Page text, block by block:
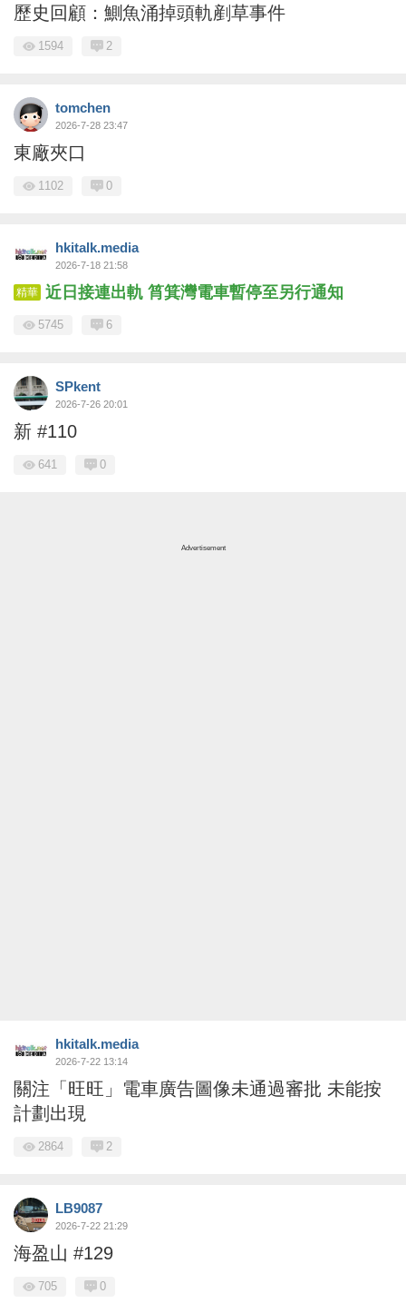
歷史回顧：鰂魚涌掉頭軌剷草事件
1594 2
tomchen
2026-7-28 23:47
東廠夾口
1102 0
hkitalk.media
2026-7-18 21:58
精華 近日接連出軌 筲箕灣電車暫停至另行通知
5745 6
SPkent
2026-7-26 20:01
新 #110
641 0
Advertisement
hkitalk.media
2026-7-22 13:14
關注「旺旺」電車廣告圖像未通過審批 未能按
計劃出現
2864 2
LB9087
2026-7-22 21:29
海盈山 #129
705 0